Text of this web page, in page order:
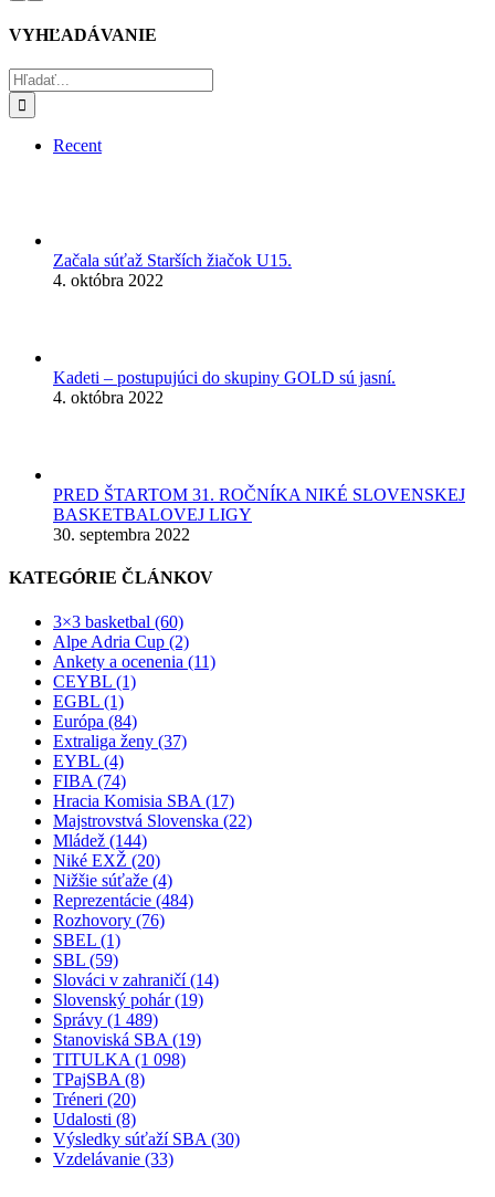
VYHĽADÁVANIE
Hľadať:
Recent
Začala súťaž Starších žiačok U15.
4. októbra 2022
Kadeti – postupujúci do skupiny GOLD sú jasní.
4. októbra 2022
PRED ŠTARTOM 31. ROČNÍKA NIKÉ SLOVENSKEJ
BASKETBALOVEJ LIGY
30. septembra 2022
KATEGÓRIE ČLÁNKOV
3×3 basketbal (60)
Alpe Adria Cup (2)
Ankety a ocenenia (11)
CEYBL (1)
EGBL (1)
Európa (84)
Extraliga ženy (37)
EYBL (4)
FIBA (74)
Hracia Komisia SBA (17)
Majstrovstvá Slovenska (22)
Mládež (144)
Niké EXŽ (20)
Nižšie súťaže (4)
Reprezentácie (484)
Rozhovory (76)
SBEL (1)
SBL (59)
Slováci v zahraničí (14)
Slovenský pohár (19)
Správy (1 489)
Stanoviská SBA (19)
TITULKA (1 098)
TPajSBA (8)
Tréneri (20)
Udalosti (8)
Výsledky súťaží SBA (30)
Vzdelávanie (33)